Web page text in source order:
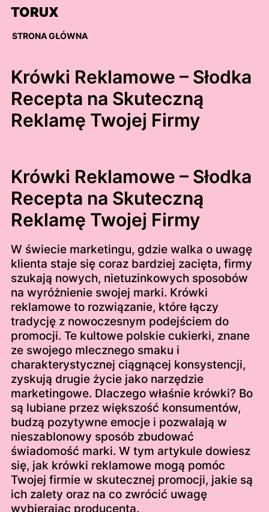
Skip
content
TORUX
STRONA GŁÓWNA
Krówki Reklamowe – Słodka
Recepta na Skuteczną
Reklamę Twojej Firmy
Krówki Reklamowe – Słodka
Recepta na Skuteczną
Reklamę Twojej Firmy
W świecie marketingu, gdzie walka o uwagę
klienta staje się coraz bardziej zacięta, firmy
szukają nowych, nietuzinkowych sposobów
na wyróżnienie swojej marki. Krówki
reklamowe to rozwiązanie, które łączy
tradycję z nowoczesnym podejściem do
promocji. Te kultowe polskie cukierki, znane
ze swojego mlecznego smaku i
charakterystycznej ciągnącej konsystencji,
zyskują drugie życie jako narzędzie
marketingowe. Dlaczego właśnie krówki? Bo
są lubiane przez większość konsumentów,
budzą pozytywne emocje i pozwalają w
nieszablonowy sposób zbudować
świadomość marki. W tym artykule dowiesz
się, jak krówki reklamowe mogą pomóc
Twojej firmie w skutecznej promocji, jakie są
ich zalety oraz na co zwrócić uwagę
wybierając producenta.